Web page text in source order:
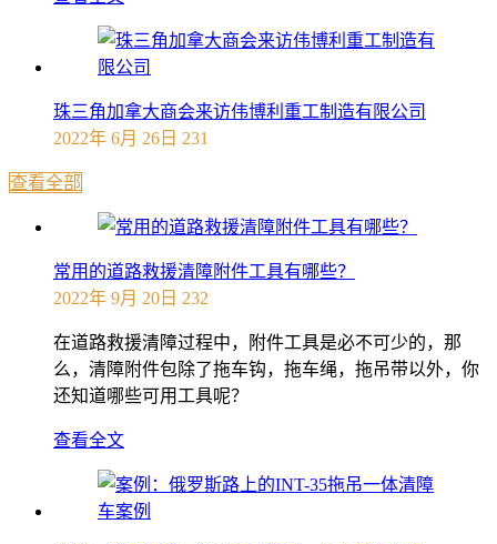
珠三角加拿大商会来访伟博利重工制造有限公司
2022年 6月 26日 231
查看全部
常用的道路救援清障附件工具有哪些？
2022年 9月 20日 232
在道路救援清障过程中，附件工具是必不可少的，那
么，清障附件包除了拖车钩，拖车绳，拖吊带以外，你
还知道哪些可用工具呢？
查看全文